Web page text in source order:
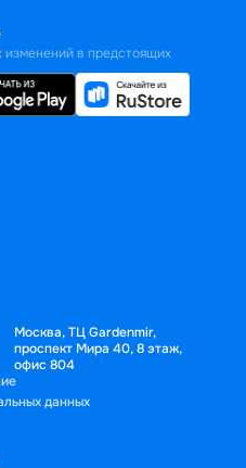
в предстоящих
Москва, ТЦ Gardenmir,
проспект Мира 40, 8 этаж,
офис 804
данных